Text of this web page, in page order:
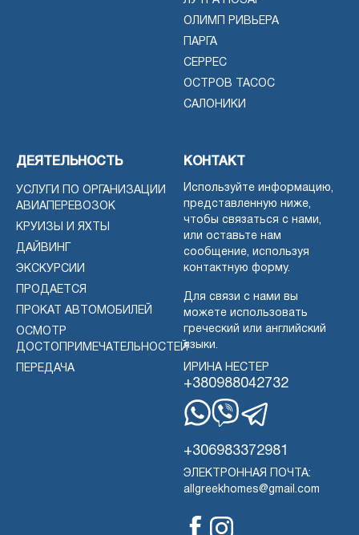
ОЛИМП РИВЬЕРА
ПАРГА
СЕРРЕС
ОСТРОВ ТАСОС
САЛОНИКИ
ДЕЯТЕЛЬНОСТЬ
УСЛУГИ ПО ОРГАНИЗАЦИИ
АВИАПЕРЕВОЗОК
КРУИЗЫ И ЯХТЫ
ДАЙВИНГ
ЭКСКУРСИИ
ПРОДАЕТСЯ
ПРОКАТ АВТОМОБИЛЕЙ
ОСМОТР
ДОСТОПРИМЕЧАТЕЛЬНОСТЕЙ
ПЕРЕДАЧА
КОНТАКТ
Используйте информацию,
представленную ниже,
чтобы связаться с нами,
или оставьте нам
сообщение, используя
контактную форму.
Для связи с нами вы
можете использовать
греческий или английский
языки.
ИРИНА НЕСТЕР
+380988042732
+306983372981
ЭЛЕКТРОННАЯ ПОЧТА:
allgreekhomes@gmail.com